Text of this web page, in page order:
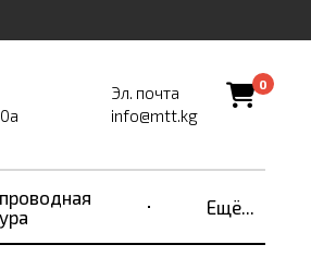
Эл. почта
info@mtt.kg
0
Ещё...